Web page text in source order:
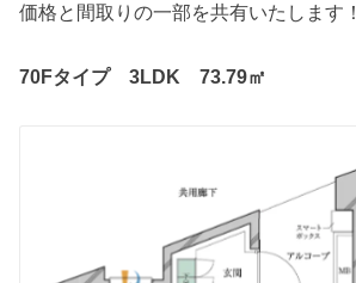
価格と間取りの一部を共有いたします！
70Fタイプ 3LDK 73.79㎡